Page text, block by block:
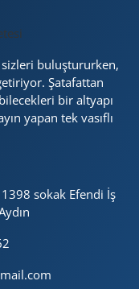
buluştururken,
Şatafattan
bir altyapı
yapan tek vasıflı
sokak Efendi İş